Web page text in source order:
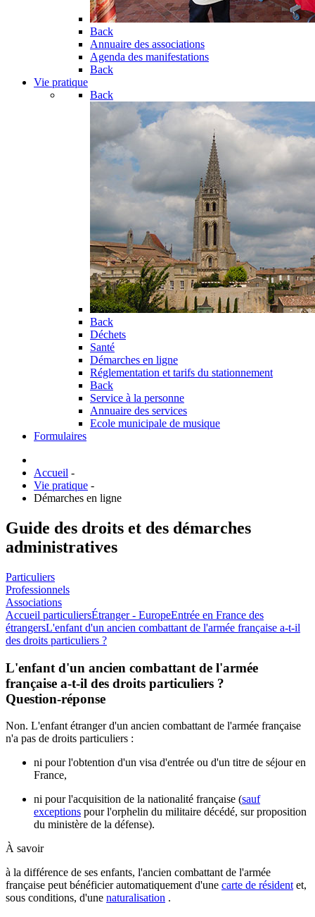
Back
Annuaire des associations
Agenda des manifestations
Back
Vie pratique
Back
Back
Déchets
Santé
Démarches en ligne
Réglementation et tarifs du stationnement
Back
Service à la personne
Annuaire des services
Ecole municipale de musique
Formulaires
Accueil -
Vie pratique -
Démarches en ligne
Guide des droits et des démarches
administratives
Particuliers
Professionnels
Associations
Accueil particuliersÉtranger - EuropeEntrée en France des
étrangersL'enfant d'un ancien combattant de l'armée française a-t-il
des droits particuliers ?
L'enfant d'un ancien combattant de l'armée
française a-t-il des droits particuliers ?
Question-réponse
Non. L'enfant étranger d'un ancien combattant de l'armée française
n'a pas de droits particuliers :
ni pour l'obtention d'un visa d'entrée ou d'un titre de séjour en
France,
ni pour l'acquisition de la nationalité française (sauf
exceptions pour l'orphelin du militaire décédé, sur proposition
du ministère de la défense).
À savoir
à la différence de ses enfants, l'ancien combattant de l'armée
française peut bénéficier automatiquement d'une carte de résident et,
sous conditions, d'une naturalisation .